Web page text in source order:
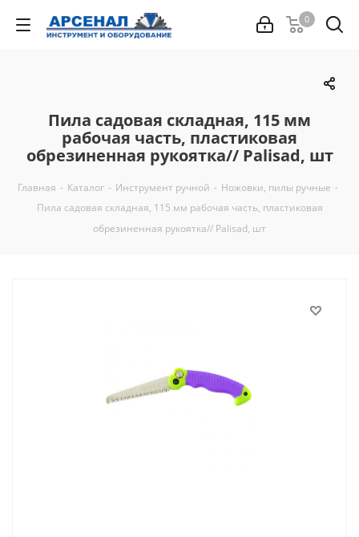
0
Пила садовая складная, 115 мм
рабочая часть, пластиковая
обрезиненная рукоятка// Palisad, шт
Главная - Каталог - Инструмент ручной - Ножовки, пилы ручные -
Пила садовая складная, 115 мм рабочая часть, пластиковая
обрезиненная рукоятка// Palisad, шт